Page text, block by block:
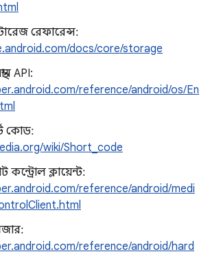
রেফারেন্স:
docs/core/storage
API:
reference/android/os/En
কোড:
wiki/Short_code
কন্ট্রোল ক্লায়েন্ট:
reference/android/medi
reference/android/hard